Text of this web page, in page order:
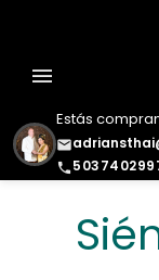
Estás
email
phone
menu